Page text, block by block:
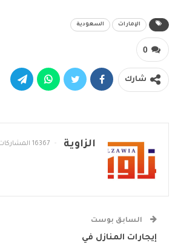
الإمارات السعودية
0
شارك
الزاوية 16367 المشاركات
السابق بوست
إيجارات المنازل في